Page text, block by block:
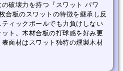
破壊力を持つ『スワット パワ
合板のスワットの特徴を継承し反
ィックボールでも力負けしない
ト。木材合板の打球感を好み更
面材はスワット独特の燻製木材